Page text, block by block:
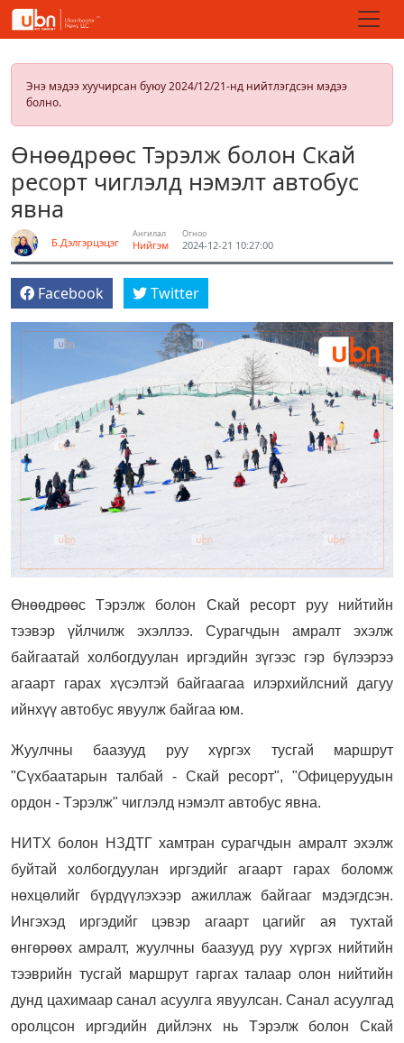
Энэ мэдээ хуучирсан буюу 2024/12/21-нд нийтлэгдсэн мэдээ
болно.
Өнөөдрөөс Тэрэлж болон Скай
ресорт чиглэлд нэмэлт автобус
явна
Б.Дэлгэрцэцэг
Ангилал
Нийгэм
Огноо
2024-12-21 10:27:00
Facebook Twitter
Өнөөдрөөс Тэрэлж болон Скай ресорт руу нийтийн
тээвэр үйлчилж эхэллээ. Сурагчдын амралт эхэлж
байгаатай холбогдуулан иргэдийн зүгээс гэр бүлээрээ
агаарт гарах хүсэлтэй байгаагаа илэрхийлсний дагуу
ийнхүү автобус явуулж байгаа юм.
Жуулчны баазууд руу хүргэх тусгай маршрут
"Сүхбаатарын талбай - Скай ресорт", "Офицеруудын
ордон - Тэрэлж" чиглэлд нэмэлт автобус явна.
НИТХ болон НЗДТГ хамтран сурагчдын амралт эхэлж
буйтай холбогдуулан иргэдийг агаарт гарах боломж
нөхцөлийг бүрдүүлэхээр ажиллаж байгааг мэдэгдсэн.
Ингэхэд иргэдийг цэвэр агаарт цагийг ая тухтай
өнгөрөөх амралт, жуулчны баазууд руу хүргэх нийтийн
тээврийн тусгай маршрут гаргах талаар олон нийтийн
дунд цахимаар санал асуулга явуулсан. Санал асуулгад
оролцсон иргэдийн дийлэнх нь Тэрэлж болон Скай